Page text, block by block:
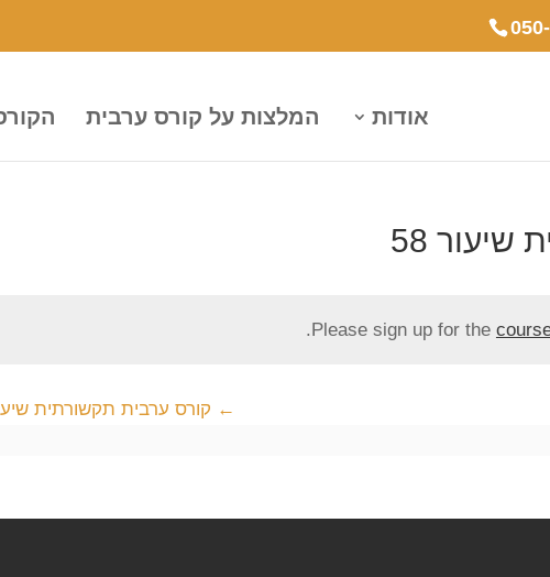
אודות המלצות על קורס ערבית
58
Please sign up for the
קורס ערבית תקשורתית שיעור